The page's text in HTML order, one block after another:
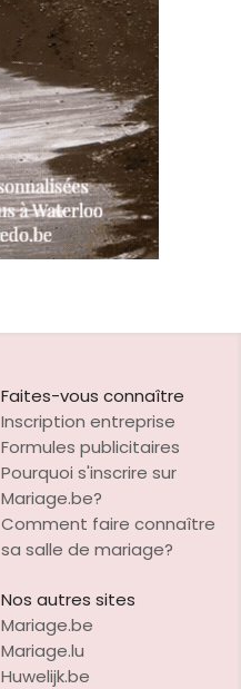
Faites-vous connaître
Inscription entreprise
Formules publicitaires
Pourquoi s'inscrire sur
Mariage.be?
Comment faire connaître
sa salle de mariage?
Nos autres sites
Mariage.be
Mariage.lu
Huwelijk.be